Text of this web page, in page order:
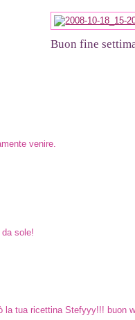
Buon fine
venire.
sole!
la tua ricettina Stefyyy!!! buon